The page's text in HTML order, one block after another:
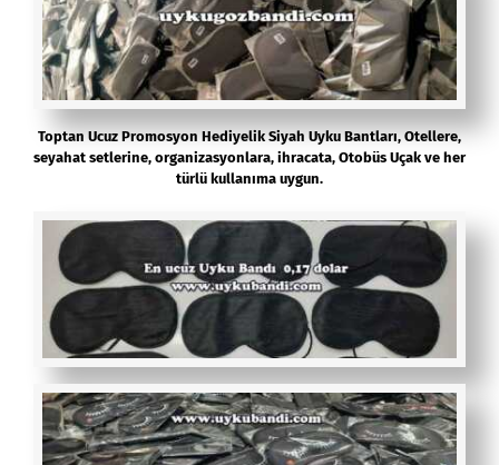
Toptan Ucuz Promosyon Hediyelik Siyah Uyku Bantları, Otellere,
seyahat setlerine, organizasyonlara, ihracata, Otobüs Uçak ve her
türlü kullanıma uygun.